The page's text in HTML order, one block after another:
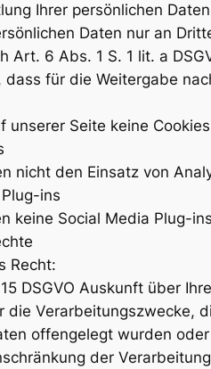
Ihrer persönlichen
Daten nur an
Art. 6 Abs. 1 S. 1 lit. a
dass für die Weitergabe
unserer Seite keine
nicht den Einsatz von
ins
keine Social Media Plug-
Recht:
DSGVO Auskunft über
die Verarbeitungszwecke,
offengelegt wurden
der